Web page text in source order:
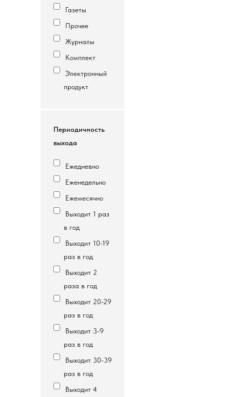
Газеты
Прочее
Журналы
Комплект
Электронный
продукт
Периодичность
выхода
Ежедневно
Еженедельно
Ежемесячно
Выходит 1 раз
в год
Выходит 10-19
раз в год
Выходит 2
раза в год
Выходит 20-29
раз в год
Выходит 3-9
раз в год
Выходит 30-39
раз в год
Выходит 4